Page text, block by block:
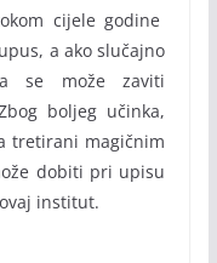
cijele godine
a ako slučajno
se može zaviti
boljeg učinka,
tretirani magičnim
dobiti pri upisu
institut.